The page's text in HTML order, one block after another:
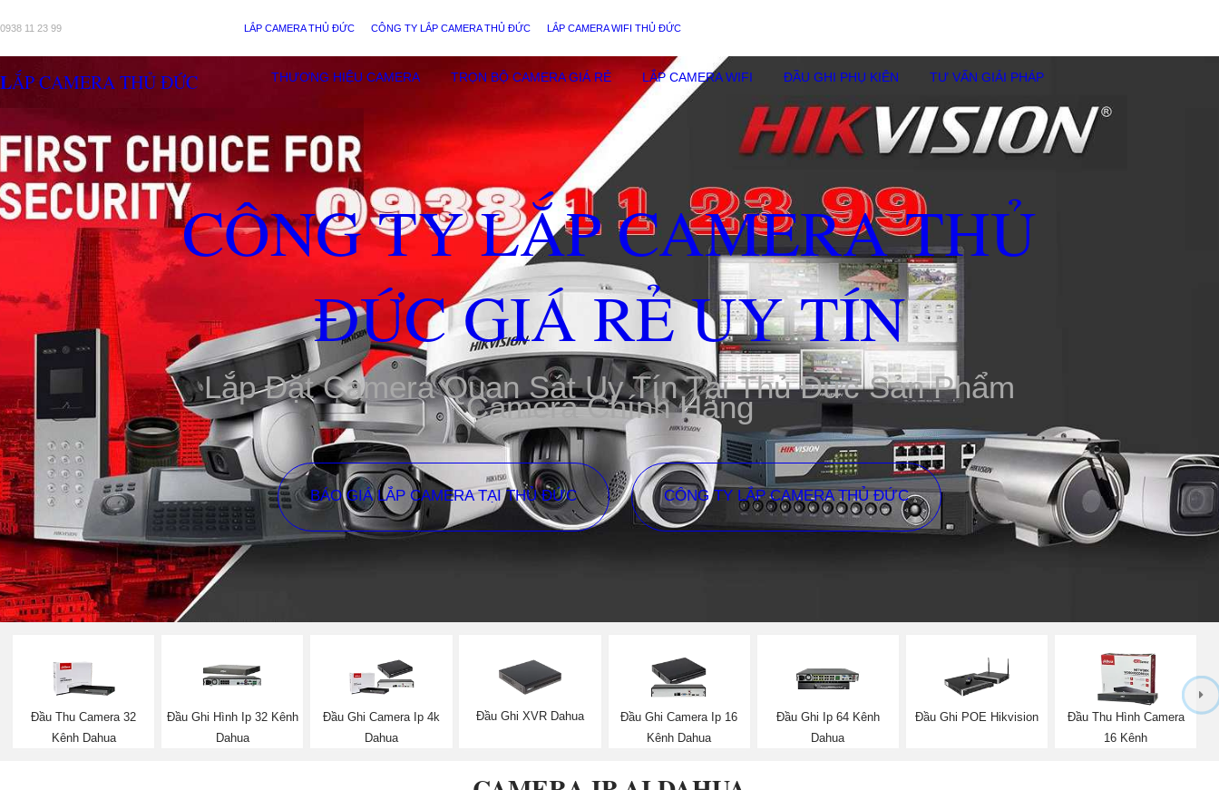
0938 11 23 99 LẮP CAMERA THỦ ĐỨC CÔNG TY LẮP CAMERA THỦ ĐỨC LẮP CAMERA WIFI THỦ ĐỨC
LẮP CAMERA THỦ ĐỨC THƯƠNG HIỆU CAMERA TRỌN BỘ CAMERA GIÁ RẺ LẮP CAMERA WIFI ĐẦU GHI PHỤ KIÊN TƯ VẤN GIẢI PHÁP
CÔNG TY LẮP CAMERA THỦ
ĐỨC GIÁ RẺ UY TÍN
Lắp Đặt Camera Quan Sát Uy Tín Tại Thủ Đức Sản Phẩm
Camera Chính Hãng
BÁO GIÁ LẮP CAMERA TẠI THỦ ĐỨC CÔNG TY LẮP CAMERA THỦ ĐỨC
Đầu Thu Camera 32
Kênh Dahua
Đầu Ghi Hình Ip 32 Kênh
Dahua
Đầu Ghi Camera Ip 4k
Dahua
Đầu Ghi XVR Dahua
Đầu Ghi Camera Ip 16
Kênh Dahua
Đầu Ghi Ip 64 Kênh
Dahua
Đầu Ghi POE Hikvision
Đầu Thu Hình Camera
16 Kênh